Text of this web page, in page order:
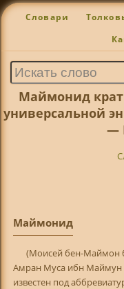
Словари
Маймонид
универсальной
—
Маймонид
(Моисей бен-Маймон
Амран Муса ибн Маймун
известен под